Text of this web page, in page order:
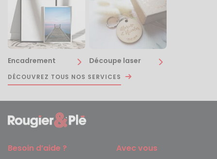
Encadrement Découpe laser
DÉCOUVREZ TOUS NOS SERVICES
Besoin d’aide ? Avec vous